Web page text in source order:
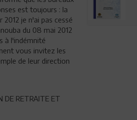
est toujours : la
je n'ai pas cessé
du 08 mai 2012
à l'indémnité
vous invitez les
de leur direction
DE RETRAITE ET